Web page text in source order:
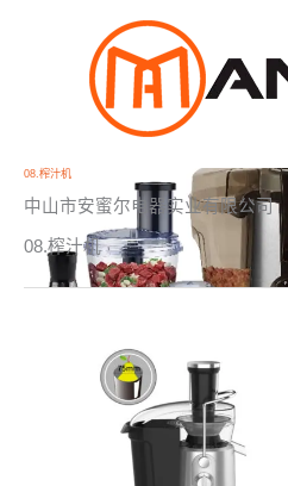
个
品
个
产 个
品
个
产
9
个
品
3
个
产
品
2
6
个
产
4
个
产
品
个
产
品
个
产
1
1
个
产
0
个
品
个
产
品
个
产
1
0
个
产
个
产
品
4
个
产
品
08.榨汁机
中山市安蜜尔电器实业有限公司
08.榨汁机